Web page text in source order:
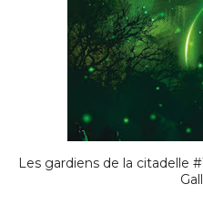
Les gardiens de la citadelle